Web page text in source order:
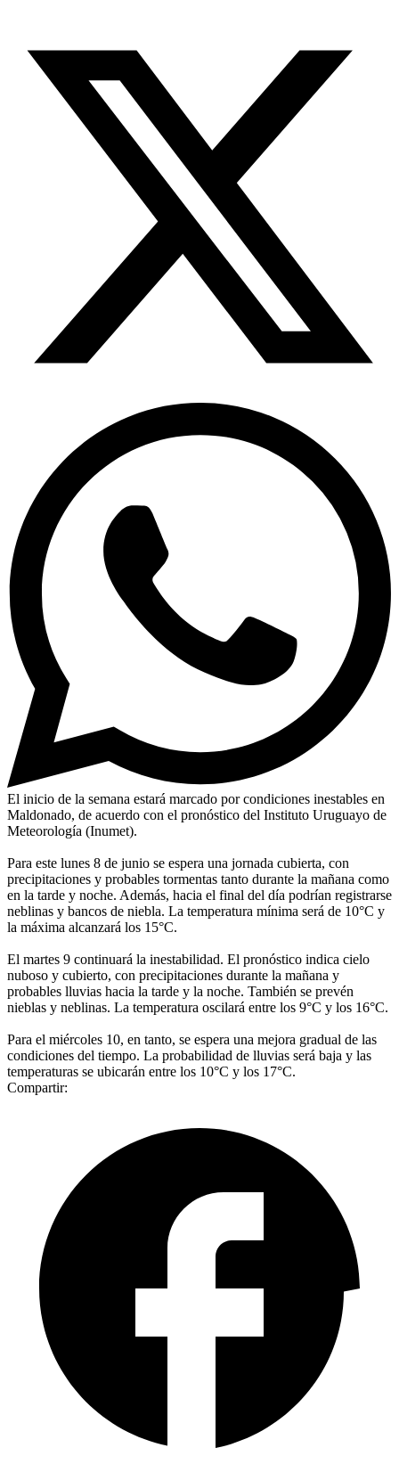
El inicio de la semana estará marcado por condiciones inestables en
Maldonado, de acuerdo con el pronóstico del Instituto Uruguayo de
Meteorología (Inumet).
Para este lunes 8 de junio se espera una jornada cubierta, con
precipitaciones y probables tormentas tanto durante la mañana como
en la tarde y noche. Además, hacia el final del día podrían registrarse
neblinas y bancos de niebla. La temperatura mínima será de 10°C y
la máxima alcanzará los 15°C.
El martes 9 continuará la inestabilidad. El pronóstico indica cielo
nuboso y cubierto, con precipitaciones durante la mañana y
probables lluvias hacia la tarde y la noche. También se prevén
nieblas y neblinas. La temperatura oscilará entre los 9°C y los 16°C.
Para el miércoles 10, en tanto, se espera una mejora gradual de las
condiciones del tiempo. La probabilidad de lluvias será baja y las
temperaturas se ubicarán entre los 10°C y los 17°C.
Compartir: